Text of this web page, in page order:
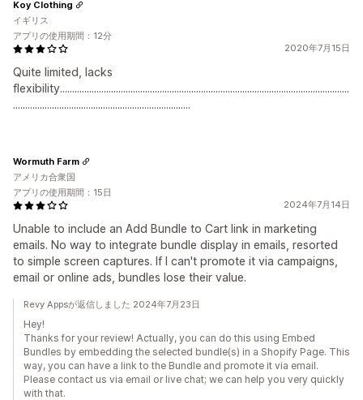
2020年7月15日
Quite limited, lacks
flexibility.......................................................................................................................
.........................................................................
Koy Clothing
イギリス
アプリの使用期間：12分
2024年7月14日
Unable to include an Add Bundle to Cart link in marketing
emails. No way to integrate bundle display in emails, resorted
to simple screen captures. If I can't promote it via campaigns,
email or online ads, bundles lose their value.
Wormuth Farm
アメリカ合衆国
アプリの使用期間：15日
Revy Appsが返信しました 2024年7月23日
Hey!
Thanks for your review! Actually, you can do this using Embed
Bundles by embedding the selected bundle(s) in a Shopify Page. This
way, you can have a link to the Bundle and promote it via email.
Please contact us via email or live chat; we can help you very quickly
with that.